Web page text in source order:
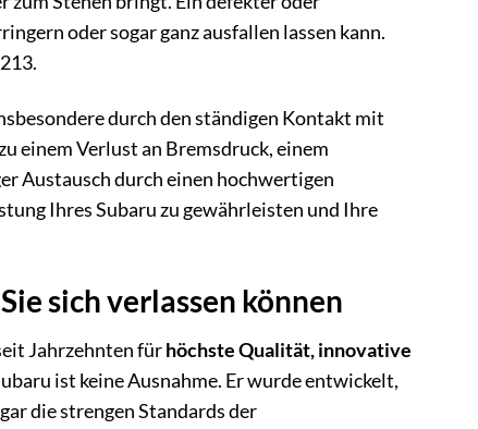
oder sogar ganz ausfallen lassen kann.
durch den ständigen Kontakt mit
einem Verlust an Bremsdruck, einem
Austausch durch einen hochwertigen
Ihres Subaru zu gewährleisten und Ihre
sich verlassen können
Jahrzehnten fürhöchste Qualität, innovative
ist keine Ausnahme. Er wurde entwickelt,
die strengen Standards der